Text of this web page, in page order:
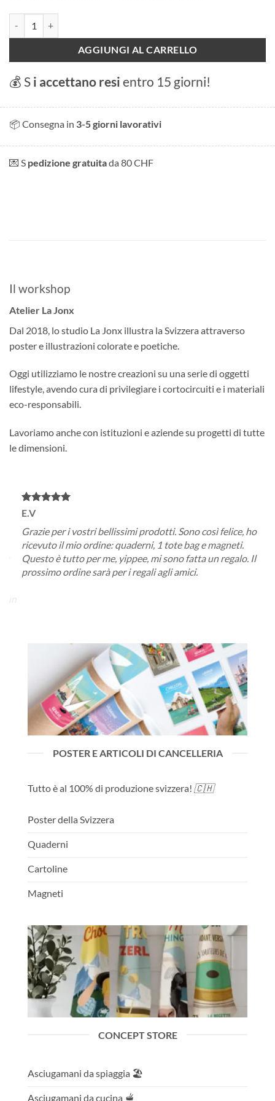
AGGIUNGI AL CARRELLO
💰 S i accettano resi entro 15 giorni!
📦 Consegna in 3-5 giorni lavorativi
💌 S pedizione gratuitada 80 CHF
Il workshop
Atelier La Jonx
Dal 2018, lo studio La Jonx illustra la Svizzera attraverso
poster e illustrazioni colorate e poetiche.
Oggi utilizziamo le nostre creazioni su una serie di oggetti
lifestyle, avendo cura di privilegiare i cortocircuiti e i materiali
eco-responsabili.
Lavoriamo anche con istituzioni e aziende su progetti di tutte
le dimensioni.
E.V
Grazie per i vostri bellissimi prodotti. Sono così felice, ho
ricevuto il mio ordine: quaderni, 1 tote bag e magneti.
Questo è tutto per me, yippee, mi sono fatta un regalo. Il
prossimo ordine sarà per i regali agli amici.
POSTER E ARTICOLI DI CANCELLERIA
Tutto è al 100% di produzione svizzera! 🇨🇭
Poster della Svizzera
Quaderni
Cartoline
Magneti
CONCEPT STORE
Asciugamani da spiaggia 🏖️
Asciugamani da cucina 🫕